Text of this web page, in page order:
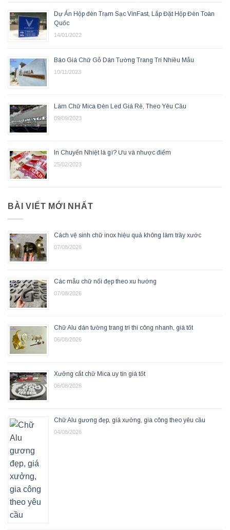
Dự Án Hộp đèn Trạm Sạc VinFast, Lắp Đặt Hộp Đèn Toàn
Quốc
14/01/2022
Báo Giá Chữ Gỗ Dán Tường Trang Trí Nhiều Mẫu
10/11/2023
Làm Chữ Mica Đèn Led Giá Rẻ, Theo Yêu Cầu
09/09/2023
In Chuyển Nhiệt là gì? Ưu và nhược điểm
25/02/2023
BÀI VIẾT MỚI NHẤT
Cách vệ sinh chữ inox hiệu quả không làm trầy xước
07/08/2026
Các mẫu chữ nổi đẹp theo xu hướng
07/08/2026
Chữ Alu dán tường trang trí thi công nhanh, giá tốt
06/08/2026
Xưởng cắt chữ Mica uy tín giá tốt
06/08/2026
Chữ Alu gương đẹp, giá xưởng, gia công theo yêu cầu
04/08/2026